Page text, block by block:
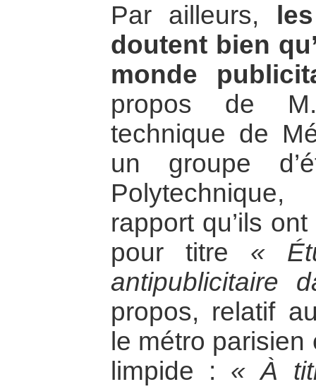
Par ailleurs,
doutent bien
monde
propos de
technique de
un groupe
rapport qu’ils
pour titre «
antipublicitaire
propos, relatif
le métro
limpide : « À